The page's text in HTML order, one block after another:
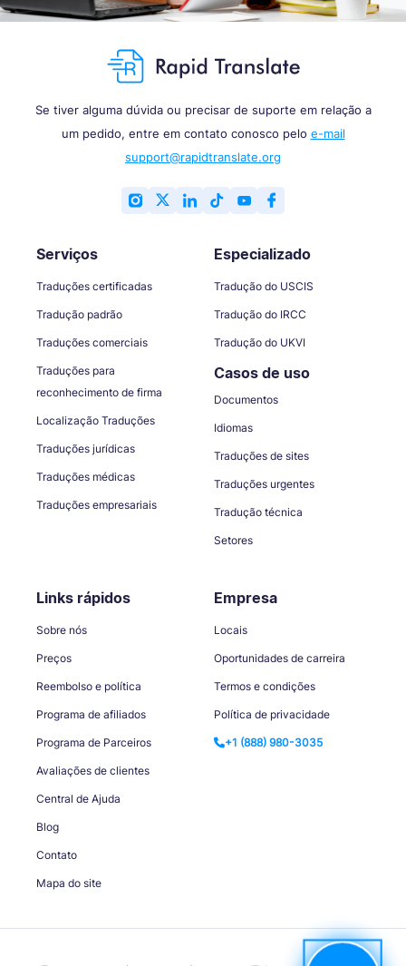
Se tiver alguma dúvida ou precisar de suporte em relação a
um pedido, entre em contato conosco pelo e-mail
support@rapidtranslate.org
Serviços
Traduções certificadas
Tradução padrão
Traduções comerciais
Traduções para
reconhecimento de firma
Localização Traduções
Traduções jurídicas
Traduções médicas
Traduções empresariais
Especializado
Tradução do USCIS
Tradução do IRCC
Tradução do UKVI
Casos de uso
Documentos
Idiomas
Traduções de sites
Traduções urgentes
Tradução técnica
Setores
Links rápidos
Sobre nós
Preços
Reembolso e política
Programa de afiliados
Programa de Parceiros
Avaliações de clientes
Central de Ajuda
Blog
Contato
Mapa do site
Empresa
Locais
Oportunidades de carreira
Termos e condições
Política de privacidade
+1 (888) 980-3035